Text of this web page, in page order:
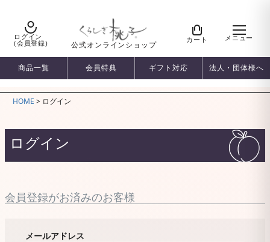
ログイン
(会員登録)
公式オンラインショップ
カート メニュー
商品一覧 会員特典 ギフト対応 法人・団体様へ
HOME ログイン
ログイン
会員登録がお済みのお客様
メールアドレス